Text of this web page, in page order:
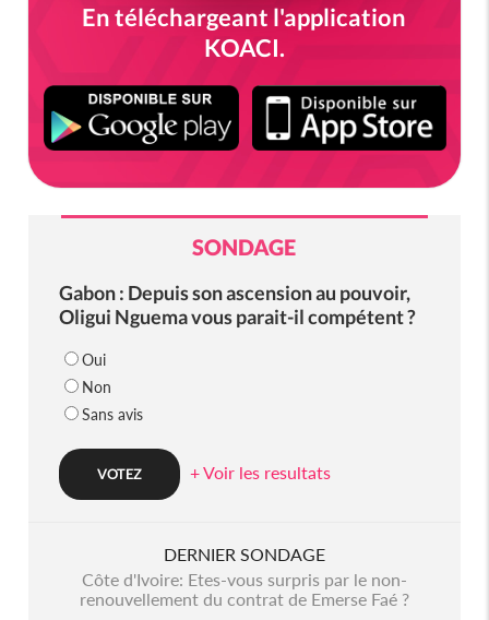
En téléchargeant l'application
KOACI.
SONDAGE
Gabon : Depuis son ascension au pouvoir,
Oligui Nguema vous parait-il compétent ?
Oui
Non
Sans avis
+ Voir les resultats
DERNIER SONDAGE
Côte d'Ivoire: Etes-vous surpris par le non-
renouvellement du contrat de Emerse Faé ?